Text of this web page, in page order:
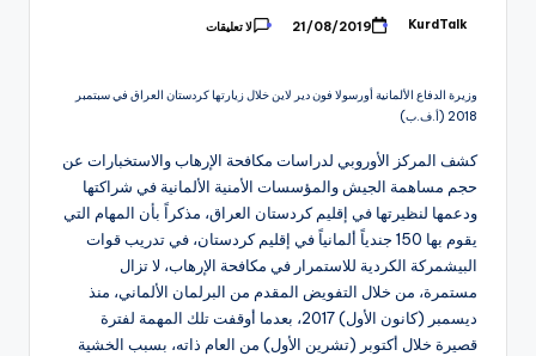
تمّ
KurdTalk
21/08/2019 لا تعليقات
وزيرة الدفاع الألمانية أورسولا فون دير لاين خلال زيارتها كردستان العراق في سبتمبر
2018 (أ.ف.ب)
كشف المركز الأوروبي لدراسات مكافحة الإرهاب والاستخبارات عن
حجم مساهمة الجيش والمؤسسات الأمنية الألمانية في شراكتها
ودعمها لنظيرتها في إقليم كردستان العراق، مذكراً بأن المهام التي
يقوم بها 150 جندياً ألمانياً في إقليم كردستان، في تدريب قوات
البيشمركة الكردية للاستمرار في مكافحة الإرهاب، لا تزال
مستمرة، من خلال التفويض المقدم من البرلمان الألماني، منذ
ديسمبر (كانون الأول) 2017، بعدما أوقفت تلك المهمة لفترة
قصيرة خلال أكتوبر (تشرين الأول) من العام ذاته، بسبب الخشية